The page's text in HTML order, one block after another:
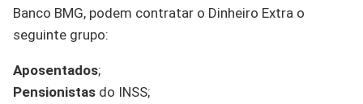
Banco BMG, podem contratar o Dinheiro Extra o
seguinte grupo:
Aposentados;
Pensionistas do INSS;